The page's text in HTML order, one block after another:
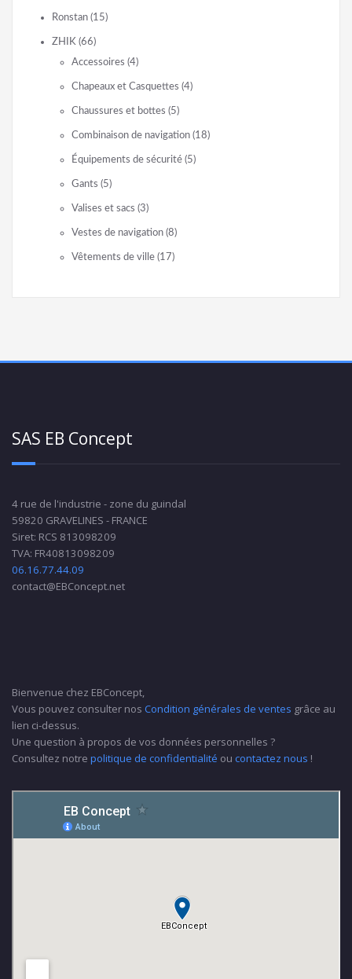
Ronstan (15)
ZHIK (66)
Accessoires (4)
Chapeaux et Casquettes (4)
Chaussures et bottes (5)
Combinaison de navigation (18)
Équipements de sécurité (5)
Gants (5)
Valises et sacs (3)
Vestes de navigation (8)
Vêtements de ville (17)
SAS EB Concept
4 rue de l'industrie - zone du guindal
59820 GRAVELINES - FRANCE
Siret: RCS 813098209
TVA: FR40813098209
06.16.77.44.09
contact@EBConcept.net
Bienvenue chez EBConcept,
Vous pouvez consulter nos Condition générales de ventes grâce au
lien ci-dessus.
Une question à propos de vos données personnelles ?
Consultez notre politique de confidentialité ou contactez nous !